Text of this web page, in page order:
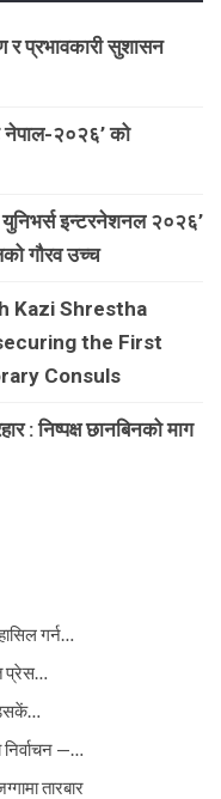
र प्रभावकारी सुशासन
नेपाल-२०२६’ को
इन्टरनेशनल २०२६’
गौरव उच्च
Kazi Shrestha
the First
Consuls
: निष्पक्ष छानबिनको माग
गर्न…
प्रेस…
—…
तारबार